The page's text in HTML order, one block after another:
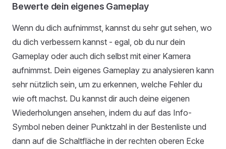
Bewerte dein eigenes Gameplay
Wenn du dich aufnimmst, kannst du sehr gut sehen, wo
du dich verbessern kannst - egal, ob du nur dein
Gameplay oder auch dich selbst mit einer Kamera
aufnimmst. Dein eigenes Gameplay zu analysieren kann
sehr nützlich sein, um zu erkennen, welche Fehler du
wie oft machst. Du kannst dir auch deine eigenen
Wiederholungen ansehen, indem du auf das Info-
Symbol neben deiner Punktzahl in der Bestenliste und
dann auf die Schaltfläche in der rechten oberen Ecke